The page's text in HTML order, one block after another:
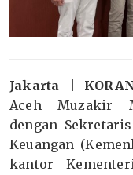
Jakarta |
Aceh Muzakir
dengan
Keuangan
kantor